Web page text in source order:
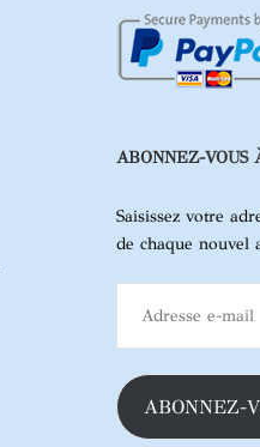
ABONNEZ-VOUS
Saisissez votre
de chaque nouvel
mail
ABONNEZ-